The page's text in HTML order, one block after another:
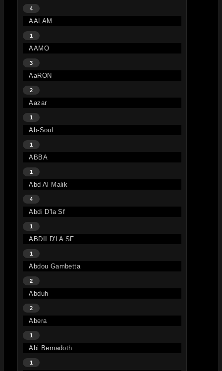
4
AALAM
1
AAMO
3
AaRON
2
Aazar
1
Ab-Soul
1
ABBA
1
Abd Al Malik
4
Abdi D'la Sf
1
ABDII D'LA SF
1
Abdou Gambetta
2
Abduh
2
Abera
1
Abi Bernadoth
1